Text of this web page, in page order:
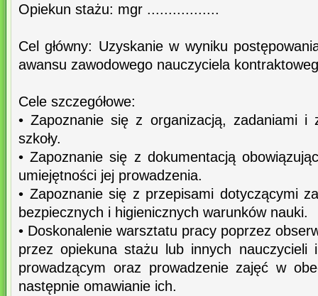
Opiekun stażu: mgr .................
Cel główny: Uzyskanie w wyniku
awansu zawodowego nauczyciela
Cele szczegółowe:
• Zapoznanie się z organizacją, zadaniami i
szkoły.
• Zapoznanie się z dokumentacją
umiejętności jej prowadzenia.
• Zapoznanie się z przepisami dotyczącymi
bezpiecznych i higienicznych warunków nauki.
• Doskonalenie warsztatu pracy poprzez
przez opiekuna stażu lub innych
prowadzącym oraz prowadzenie zajęć w
następnie omawianie ich.